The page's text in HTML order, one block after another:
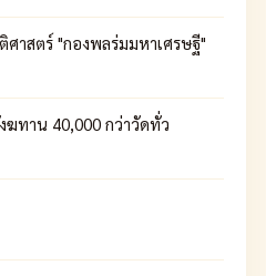
ศาสตร์ "กองพลร่มมหาเศรษฐี"
ฆทาน 40,000 กว่าวัดทั่ว